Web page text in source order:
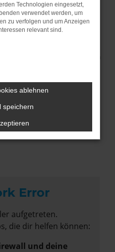
finden.
zusätzlichenServices
bequemen
Fahrzeugs. Besuchen
sich von der Qualität
bieten!
Error
aufgetreten.
die dir helfen können:
und deine
Technologien eingesetzt,
verwendet werden, um
zu verfolgen und um Anzeigen
relevant sind.
ablehnen
speichern